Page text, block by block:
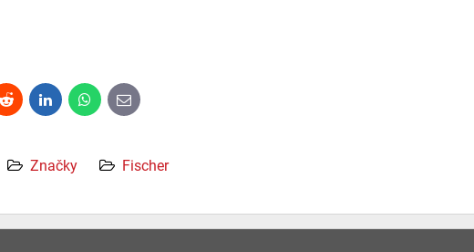
Reddit LinkedInWhatsApp
E-
mail
Značky Fischer